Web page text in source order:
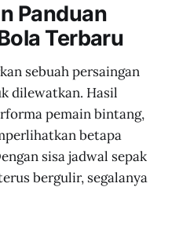
Panduan
Terbaru
sebuah persaingan
dilewatkan. Hasil
pemain bintang,
betapa
sisa jadwal sepak
bergulir, segalanya